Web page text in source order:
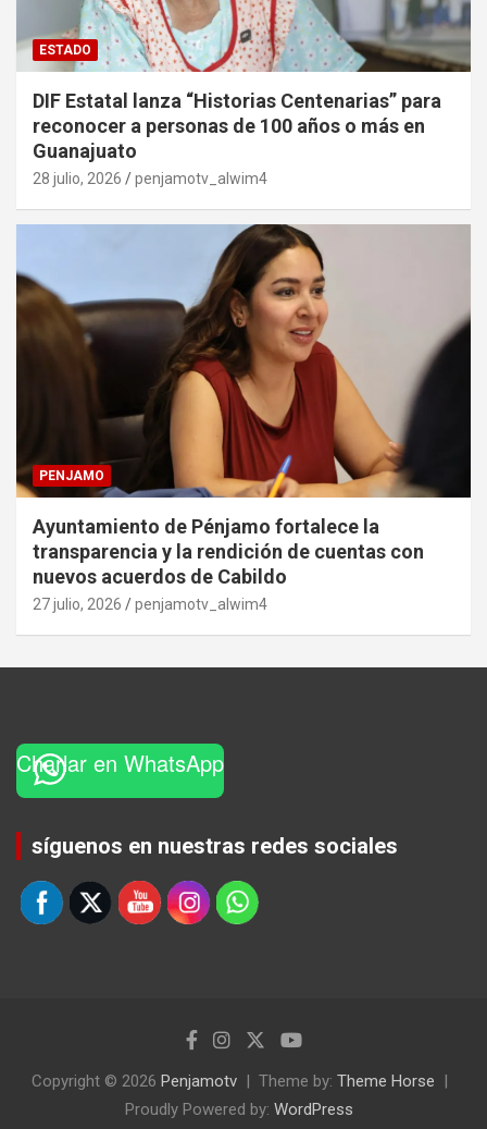
ESTADO
DIF Estatal lanza “Historias Centenarias” para
reconocer a personas de 100 años o más en
Guanajuato
28 julio, 2026 penjamotv_alwim4
PENJAMO
Ayuntamiento de Pénjamo fortalece la
transparencia y la rendición de cuentas con
nuevos acuerdos de Cabildo
27 julio, 2026 penjamotv_alwim4
Charlar en WhatsApp
síguenos en nuestras redes sociales
Copyright © 2026 Penjamotv Theme by: Theme Horse
Proudly Powered by: WordPress